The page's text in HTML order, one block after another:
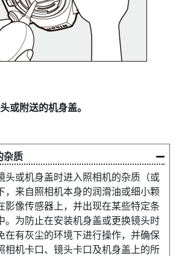
或附送的机身盖。
杂质
头或机身盖时进入照相机的杂质（或
，来自照相机本身的润滑油或细小颗
影像传感器上，并出现在某些特定条
。为防止在安装机身盖或更换镜头时
在有灰尘的环境下进行操作，并确保
相机卡口、镜头卡口及机身盖上的所